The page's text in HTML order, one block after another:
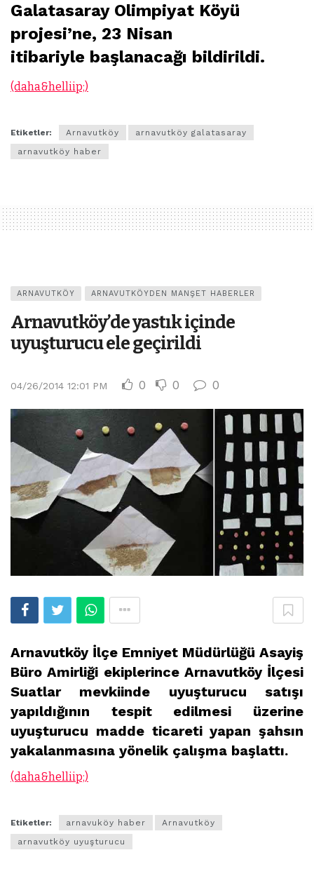
Galatasaray Olimpiyat Köyü
projesi’ne, 23 Nisan
itibariyle başlanacağı bildirildi.
(daha&helliip;)
Etiketler: Arnavutköy
arnavutköy galatasaray
arnavutköy haber
ARNAVUTKÖY ARNAVUTKÖYDEN MANŞET HABERLER
Arnavutköy’de yastık içinde
uyuşturucu ele geçirildi
04/26/2014 12:01 PM 0 0 0
Arnavutköy İlçe Emniyet Müdürlüğü Asayiş
Büro Amirliği ekiplerince Arnavutköy İlçesi
Suatlar mevkiinde uyuşturucu satışı
yapıldığının tespit edilmesi üzerine
uyuşturucu madde ticareti yapan şahsın
yakalanmasına yönelik çalışma başlattı.
(daha&helliip;)
Etiketler: arnavuköy haber
Arnavutköy
arnavutköy uyuşturucu